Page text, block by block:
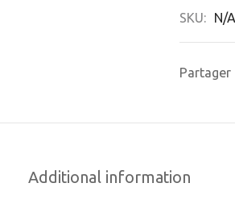
SKU: N/A
Partager
Additional information